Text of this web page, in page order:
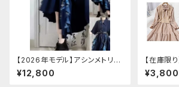
【2026年モデル】アシンメトリー
チャイナ改良ドレス
¥12,800
【在庫限
ニットワン
¥3,800